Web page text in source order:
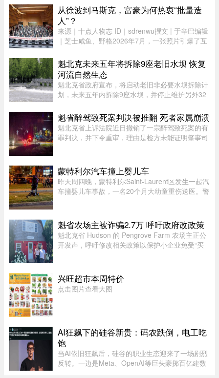
Bellefontaine、靠近avenue de ...
从徐波到马斯克，富豪为何热衷“批量造
人”？
来源｜十点人物志 ID｜sdrenwu撰文 | 于辛巴编辑
｜芝士咸鱼、野格2026年7月，一张照片引爆了互
列。两边站着照顾他们的阿姨，前方拉着一条横
幅。照片由多益网络官方微博 ...
魁北克未来五年将拆除9座老旧水坝 恢复
河流自然生态
魁北克省政府宣布，将启动老旧非必要水坝拆除计
划，未来五年内拆除9座水坝，并停止维护另外32
系统。这标志着魁北克正式加入国际上日益兴起的
拆坝潮流。 ...
魁省醉驾致死案判决被推翻 死者家属崩溃
魁北克省上诉法院近日撤销了一宗醉驾致死案的有
罪判决，并下令重审，理由是检方未能证明肇事司
Yannick Potvin驾驶踏板车行驶在Sai ...
蒙特利尔汽车撞上婴儿车
昨天周四晚，蒙特利尔Saint-Laurent区发生一起汽
车撞婴儿车事故，一名20个月大幼童重伤送医。警
辆汽车撞上一辆婴儿车。 ...
魁省农场主被诈骗2.7万 呼吁政府改政策
魁北克省 Hudson 的 Pengrove Farm 农场主正公
开发声，呼吁修改相关政策以保护小企业免受“买
Cosgrove 和 Matt Penney 夫 ...
兴旺超市本周特价
点击图片查看大图
AI狂飙下的硅谷新贵：码农跌倒，电工吃
饱
当AI依旧狂飙后，硅谷的职业生态迎来了一场剧烈
反转。一边是Meta、OpenAI等巨头豪掷百亿建数